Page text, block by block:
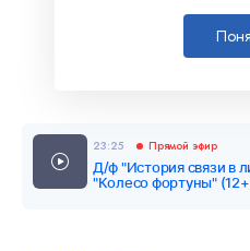
23:25 Прямой эфир
Д/ф "История связи в
"Колесо фортуны"